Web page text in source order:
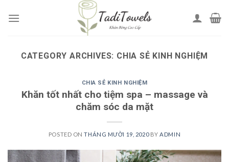
CATEGORY ARCHIVES: CHIA SẺ KINH NGHIỆM
CHIA SẺ KINH NGHIỆM
Khăn tốt nhất cho tiệm spa – massage và
chăm sóc da mặt
POSTED ONTHÁNG MƯỜI 19, 2020BY ADMIN